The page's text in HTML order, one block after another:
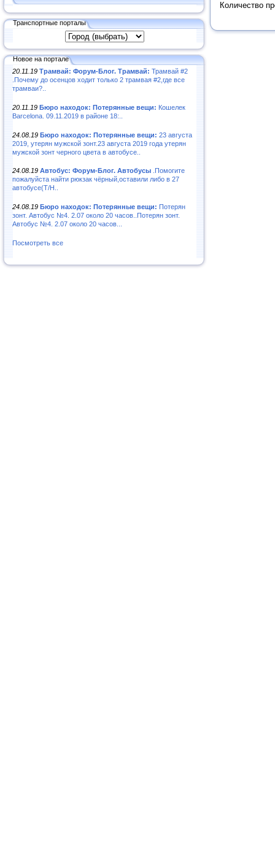
Транспортные порталы
Новое на портале
20.11.19 Трамвай: Форум-Блог. Трамвай: Трамвай #2
.Почему до осенцов ходит только 2 трамвая #2,где все
трамваи?..
20.11.19 Бюро находок: Потерянные вещи: Кошелек
Barcelona. 09.11.2019 в районе 18:..
24.08.19 Бюро находок: Потерянные вещи: 23 августа
2019, утерян мужской зонт.23 августа 2019 года утерян
мужской зонт черного цвета в автобусе..
24.08.19 Автобус: Форум-Блог. Автобусы .Помогите
пожалуйста найти рюкзак чёрный,оставили либо в 27
автобусе(Т/Н..
24.08.19 Бюро находок: Потерянные вещи: Потерян
зонт. Автобус №4. 2.07 около 20 часов..Потерян зонт.
Автобус №4. 2.07 около 20 часов...
Посмотреть все
Количество